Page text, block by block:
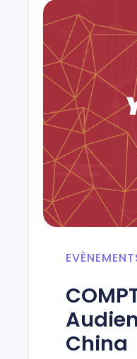
China